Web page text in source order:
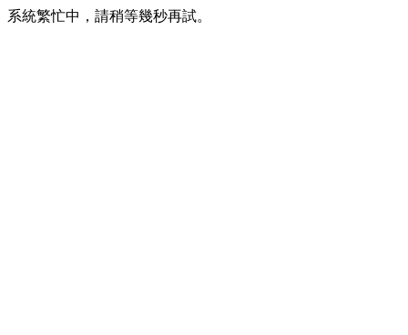
系統繁忙中，請稍等幾秒再試。